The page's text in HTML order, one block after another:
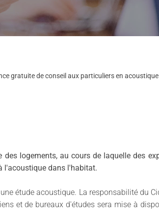
gratuite de conseil aux particuliers en
logements, au cours de laquelle des
l'acoustique dans l'habitat.
étude acoustique. La responsabilité du
et de bureaux d'études sera mise à